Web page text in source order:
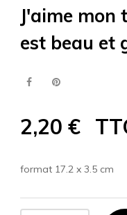
J'aime
est beau et
2,20 €
format 17.2 x 3.5 cm